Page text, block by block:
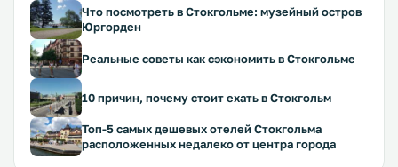
Что посмотреть в Стокгольме: музейный остров
Юргорден
Реальные советы как сэкономить в Стокгольме
10 причин, почему стоит ехать в Стокгольм
Топ-5 самых дешевых отелей Стокгольма
расположенных недалеко от центра города